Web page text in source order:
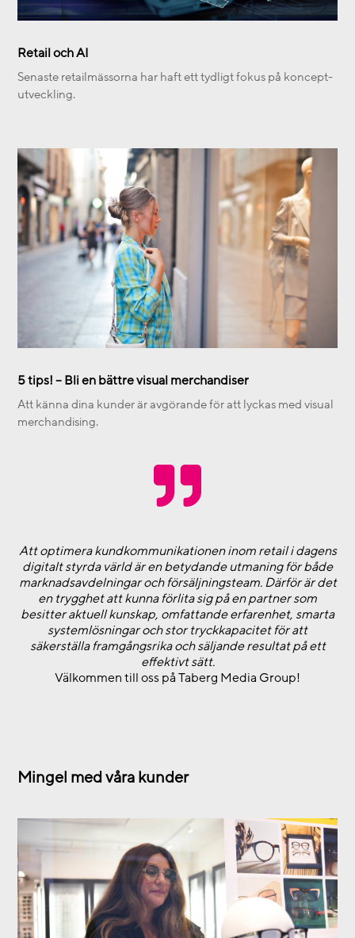
Retail och AI
Senaste retailmässorna har haft ett tydligt fokus på koncept-
utveckling.
5 tips! – Bli en bättre visual merchandiser
Att känna dina kunder är avgörande för att lyckas med visual
merchandising.

Att optimera kundkommunikationen inom retail i dagens
digitalt styrda värld är en betydande utmaning för både
marknadsavdelningar och försäljningsteam. Därför är det
en trygghet att kunna förlita sig på en partner som
besitter aktuell kunskap, omfattande erfarenhet, smarta
systemlösningar och stor tryckkapacitet för att
säkerställa framgångsrika och säljande resultat på ett
effektivt sätt.
Välkommen till oss på Taberg Media Group!
Mingel med våra kunder